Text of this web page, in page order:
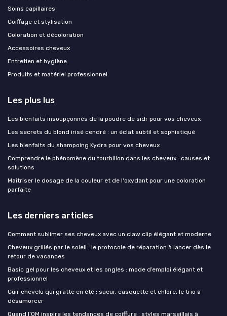
Soins capillaires
Coiffage et stylisation
Coloration et décoloration
Accessoires cheveux
Entretien et hygiène
Produits et matériel professionnel
Les plus lus
Les bienfaits insoupçonnés de la poudre de sidr pour vos cheveux
Les secrets du blond irisé cendré : un éclat subtil et sophistiqué
Les bienfaits du shampoing Kydra pour vos cheveux
Comprendre le phénomène du tourbillon dans les cheveux : causes et
solutions
Maîtriser le dosage de la couleur et de l'oxydant pour une coloration
parfaite
Les derniers articles
Comment sublimer ses cheveux avec un claw clip élégant et moderne
Cheveux grillés par le soleil : le protocole de réparation à lancer dès le
retour de vacances
Basic gel pour les cheveux et les ongles : mode d’emploi élégant et
professionnel
Cuir chevelu qui gratte en été : sueur, casquette et chlore, le trio à
désamorcer
Quand l’OM inspire les tendances de coiffure : styles marseillais à